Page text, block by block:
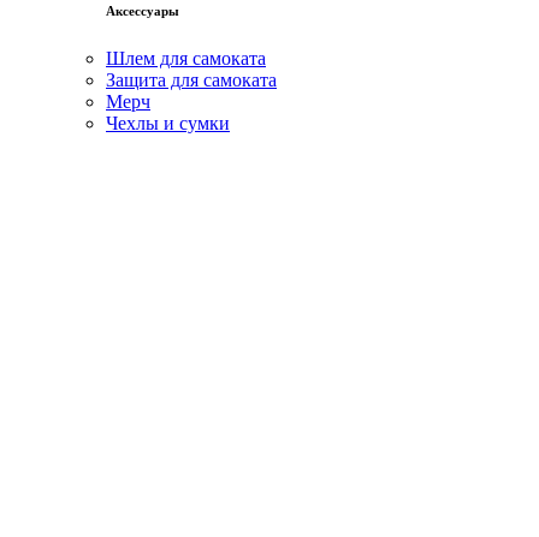
Аксессуары
Шлем для самоката
Защита для самоката
Мерч
Чехлы и сумки